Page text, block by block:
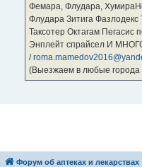
Фемара, Флудара,
Флудара Зитига
Таксотер Октагам Пегасис
Энплейт спрайсел И
/
(Выезжаем в любые города
Форум об аптеках и лекарствах